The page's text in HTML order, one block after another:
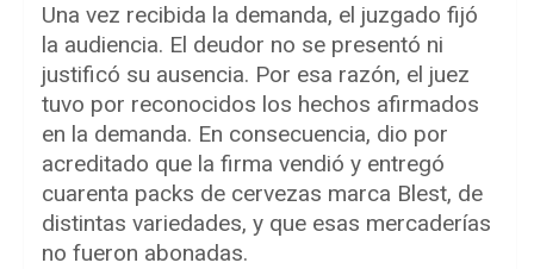
Una vez recibida la demanda, el juzgado fijó
la audiencia. El deudor no se presentó ni
justificó su ausencia. Por esa razón, el juez
tuvo por reconocidos los hechos afirmados
en la demanda. En consecuencia, dio por
acreditado que la firma vendió y entregó
cuarenta packs de cervezas marca Blest, de
distintas variedades, y que esas mercaderías
no fueron abonadas.